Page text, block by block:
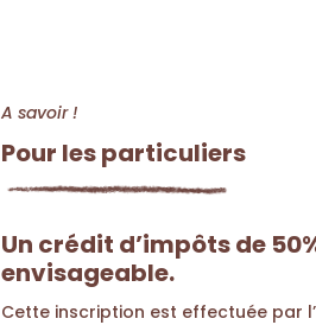
A savoir !
Pour les particuliers
Un crédit d’impôts de
envisageable.
Cette inscription est effectuée par